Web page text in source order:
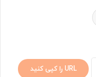
URL را کپی کنید